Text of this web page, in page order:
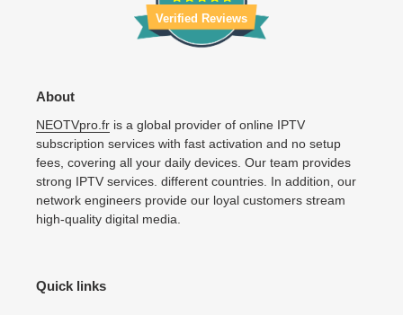
Verified Reviews
About
NEOTVpro.fr is a global provider of online IPTV
subscription services with fast activation and no setup
fees, covering all your daily devices. Our team provides
strong IPTV services. different countries. In addition, our
network engineers provide our loyal customers stream
high-quality digital media.
Quick links